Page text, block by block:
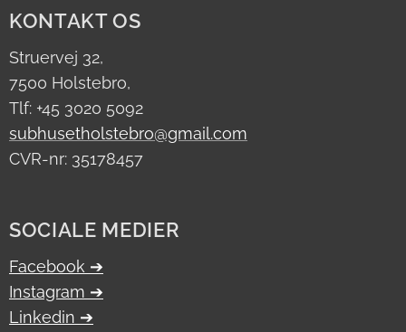
KONTAKT OS
Struervej 32,
7500 Holstebro,
Tlf: +45 3020 5092
subhusetholstebro@gmail.com
CVR-nr: 35178457
SOCIALE MEDIER
Facebook ➔
Instagram ➔
Linkedin ➔